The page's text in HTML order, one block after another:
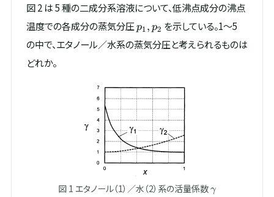
図 2 は 5 種の二成分系溶液について、低沸点成分の沸点
温度での各成分の蒸気分圧p_1,
p_2
p1, p2 を示している。1～5
の中で、エタノール／水系の蒸気分圧と考えられるものは
どれか。
図 1 エタノール（1）／水（2）系の活量係数\gamma
γ